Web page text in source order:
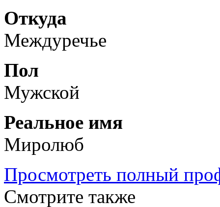
Откуда
Междуречье
Пол
Мужской
Реальное имя
Миролюб
Просмотреть полный
Смотрите также